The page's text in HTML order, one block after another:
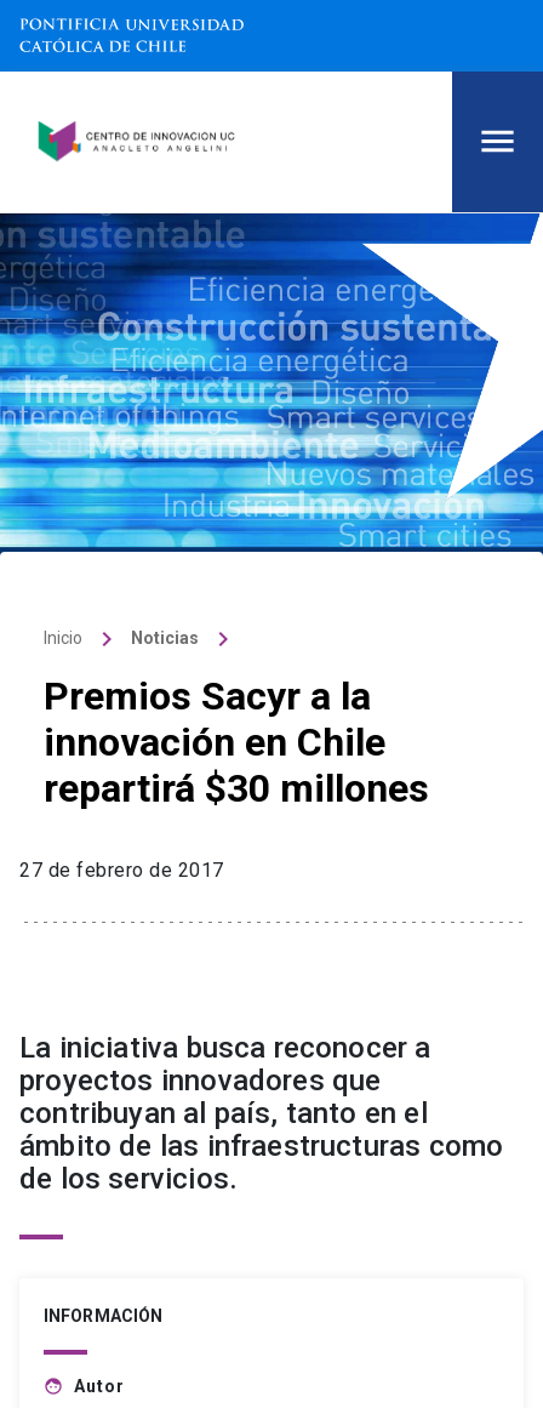
Inicio keyboard_arrow_right Noticias keyboard_arrow_right
Premios Sacyr a la
innovación en Chile
repartirá $30 millones
27 de febrero de 2017
La iniciativa busca reconocer a
proyectos innovadores que
contribuyan al país, tanto en el
ámbito de las infraestructuras como
de los servicios.
INFORMACIÓN
face Autor